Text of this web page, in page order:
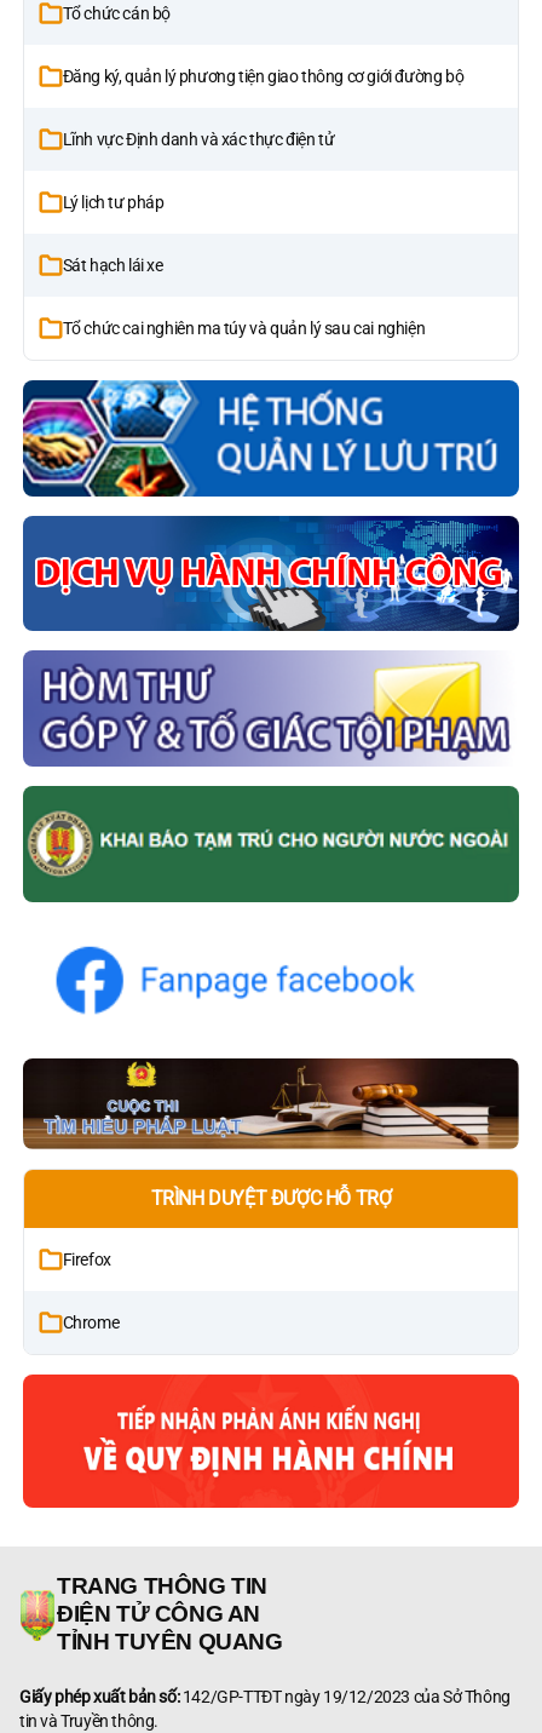
Tổ chức cán bộ
Đăng ký, quản lý phương tiện giao thông cơ giới đường bộ
Lĩnh vực Định danh và xác thực điện tử
Lý lịch tư pháp
Sát hạch lái xe
Tổ chức cai nghiên ma túy và quản lý sau cai nghiện
TRÌNH DUYỆT ĐƯỢC HỖ TRỢ
Firefox
Chrome
TRANG THÔNG TIN
ĐIỆN TỬ CÔNG AN
TỈNH TUYÊN QUANG
Giấy phép xuất bản số:142/GP-TTĐT ngày 19/12/2023 của Sở Thông
tin và Truyền thông.